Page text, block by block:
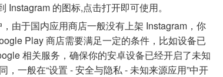
的图标,点击打开即可使用。
由于国内应用商店一般没有上架 Instagram，你
Play 商店需要满足一定的条件，比如设备已
相关服务，确保你的安卓设备已经开启了未知
一般在“设置 - 安全与隐私 - 未知来源应用”中开